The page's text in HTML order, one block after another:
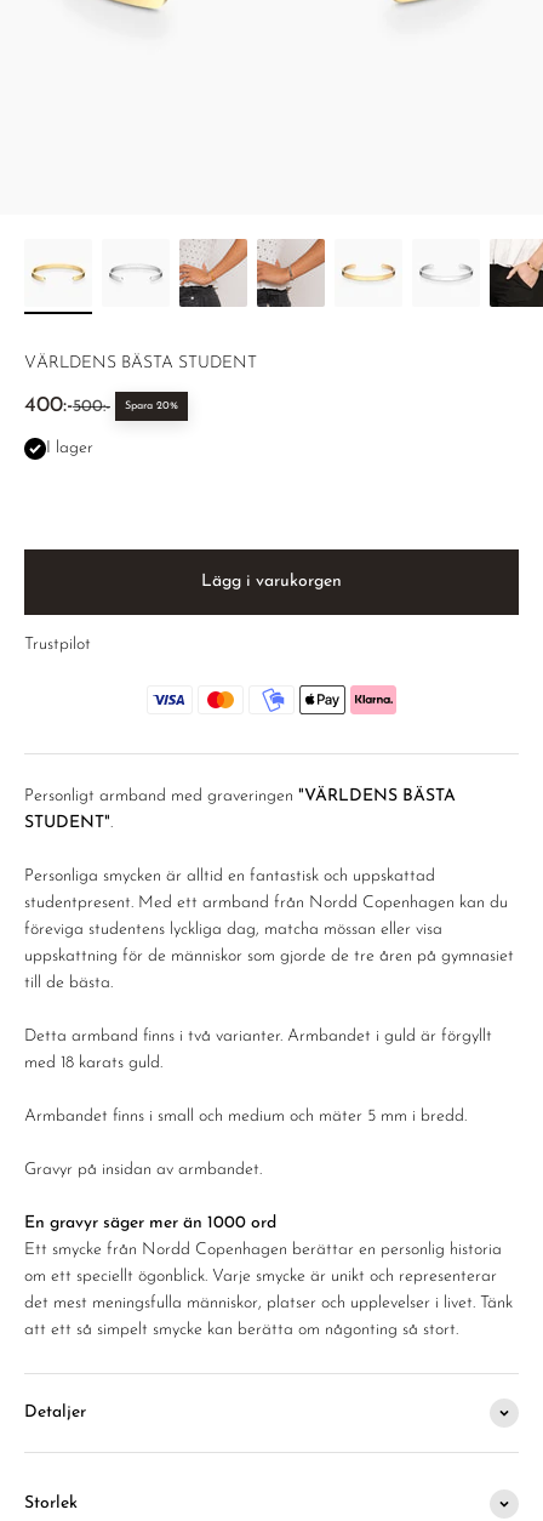
VÄRLDENS BÄSTA STUDENT
REA-pris
400:-Pris
500:- Spara 20%
I lager
Lägg i varukorgen
Trustpilot
Personligt armband med graveringen "VÄRLDENS BÄSTA
STUDENT".
Personliga smycken är alltid en fantastisk och uppskattad
studentpresent. Med ett armband från Nordd Copenhagen kan du
föreviga studentens lyckliga dag, matcha mössan eller visa
uppskattning för de människor som gjorde de tre åren på gymnasiet
till de bästa.
Detta armband finns i två varianter. Armbandet i guld är förgyllt
med 18 karats guld.
Armbandet finns i small och medium och mäter 5 mm i bredd.
Gravyr på insidan av armbandet.
En gravyr säger mer än 1000 ord
Ett smycke från Nordd Copenhagen berättar en personlig historia
om ett speciellt ögonblick. Varje smycke är unikt och representerar
det mest meningsfulla människor, platser och upplevelser i livet. Tänk
att ett så simpelt smycke kan berätta om någonting så stort.
Detaljer
Storlek